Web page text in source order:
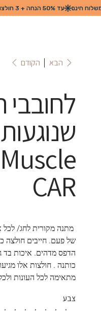
הקודם הבא
לחובבי
CAR
מתנה מקורית לחג/ לכל
של פעם. חייבים חולצה
כותנה . חולצות אלו
מתאימה לכל העונות ולכל
צבע